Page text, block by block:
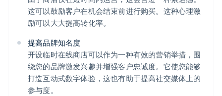
这可以鼓励客户在机会结束前进行购买。这种心理激
励可以大大提高转化率。
提高品牌知名度
开设临时在线商店可以作为一种有效的营销举措，围
绕您的品牌激发兴趣并增强客户忠诚度。它使您能够
打造互动式数字体验，这也有助于提高社交媒体上的
参与度。